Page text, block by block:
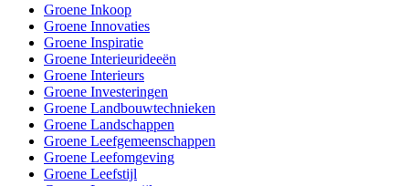
Groene Inkoop
Groene Innovaties
Groene Inspiratie
Groene Interieurideeën
Groene Interieurs
Groene Investeringen
Groene Landbouwtechnieken
Groene Landschappen
Groene Leefgemeenschappen
Groene Leefomgeving
Groene Leefstijl